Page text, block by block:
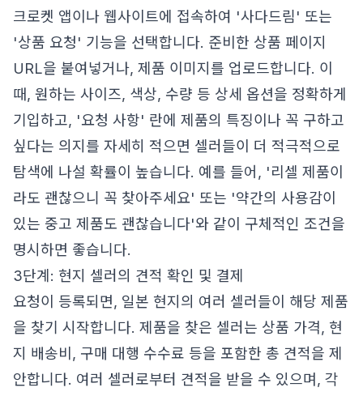
크로켓 앱이나 웹사이트에 접속하여 '사다드림' 또는
'상품 요청' 기능을 선택합니다. 준비한 상품 페이지
URL을 붙여넣거나, 제품 이미지를 업로드합니다. 이
때, 원하는 사이즈, 색상, 수량 등 상세 옵션을 정확하게
기입하고, '요청 사항' 란에 제품의 특징이나 꼭 구하고
싶다는 의지를 자세히 적으면 셀러들이 더 적극적으로
탐색에 나설 확률이 높습니다. 예를 들어, '리셀 제품이
라도 괜찮으니 꼭 찾아주세요' 또는 '약간의 사용감이
있는 중고 제품도 괜찮습니다'와 같이 구체적인 조건을
명시하면 좋습니다.
3단계: 현지 셀러의 견적 확인 및 결제
요청이 등록되면, 일본 현지의 여러 셀러들이 해당 제품
을 찾기 시작합니다. 제품을 찾은 셀러는 상품 가격, 현
지 배송비, 구매 대행 수수료 등을 포함한 총 견적을 제
안합니다. 여러 셀러로부터 견적을 받을 수 있으며, 각